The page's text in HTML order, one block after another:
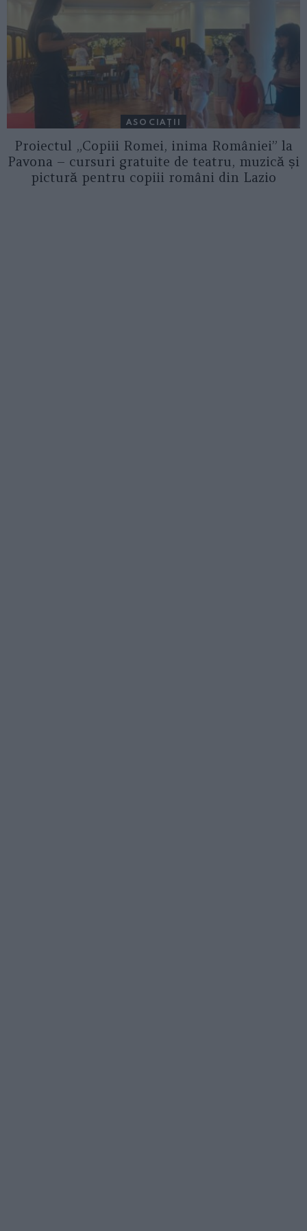
ASOCIAŢII
Proiectul „Copiii Romei, inima României” la
Pavona – cursuri gratuite de teatru, muzică și
pictură pentru copiii români din Lazio